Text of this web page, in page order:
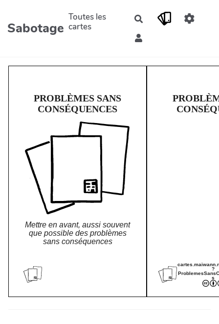
Aller au contenu principal
Sabotage
Toutes les
cartes
Rechercher
PROBLÈMES SANS
CONSÉQUENCES
Mettre en avant, aussi souvent
que possible des problèmes
sans conséquences
?
s